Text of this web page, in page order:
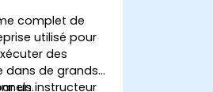
complet de
utilisé pour
des
dans de grands
un instructeur